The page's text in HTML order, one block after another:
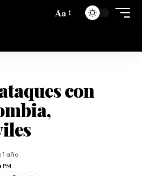
Aa
con
1 año